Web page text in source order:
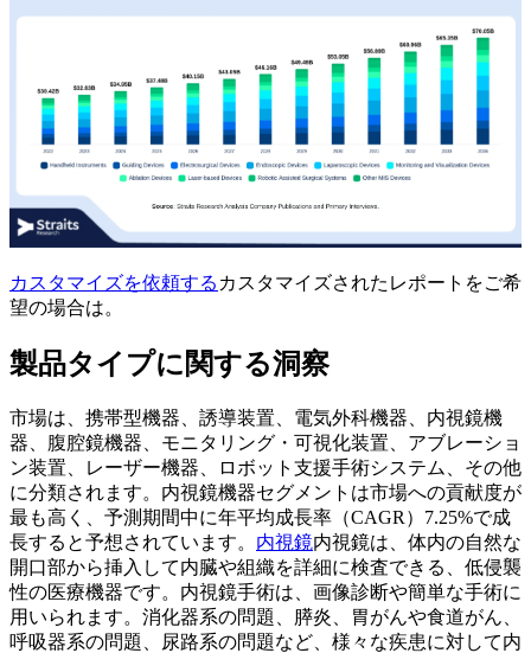
カスタマイズを依頼する カスタマイズされたレポートをご希
望の場合は。
製品タイプに関する洞察
市場は、携帯型機器、誘導装置、電気外科機器、内視鏡機
器、腹腔鏡機器、モニタリング・可視化装置、アブレーショ
ン装置、レーザー機器、ロボット支援手術システム、その他
に分類されます。内視鏡機器セグメントは市場への貢献度が
最も高く、予測期間中に年平均成長率（CAGR）7.25%で成
長すると予想されています。 内視鏡内視鏡は、体内の自然な
開口部から挿入して内臓や組織を詳細に検査できる、低侵襲
性の医療機器です。内視鏡手術は、画像診断や簡単な手術に
用いられます。消化器系の問題、膵炎、胃がんや食道がん、
呼吸器系の問題、尿路系の問題など、様々な疾患に対して内